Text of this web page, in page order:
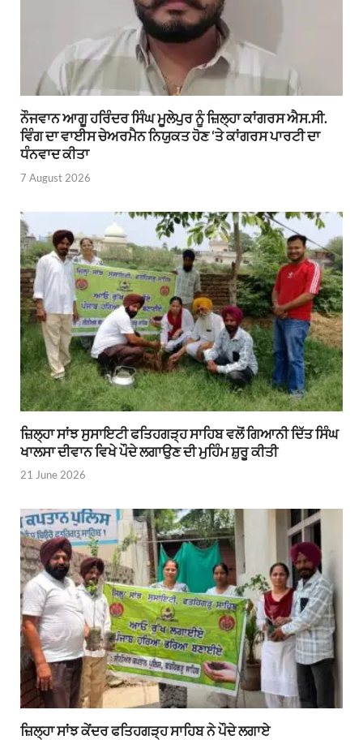
ਨੌਜਵਾਨ ਆਗੂ ਹਰਿੰਦਰ ਸਿੰਘ ਮੂਲੇਪੁਰ ਨੂੰ ਜ਼ਿਲ੍ਹਾ ਕਾਂਗਰਸ ਐਸ.ਸੀ.
ਵਿੰਗ ਦਾ ਵਾਈਸ ਚੇਅਰਮੈਨ ਨਿਯੁਕਤ ਹੋਣ ‘ਤੇ ਕਾਂਗਰਸ ਪਾਰਟੀ ਦਾ
ਧੰਨਵਾਦ ਕੀਤਾ
7 August 2026
ਜ਼ਿਲ੍ਹਾ ਸਾਂਝ ਸੁਸਾਇਟੀ ਫਤਿਹਗੜ੍ਹ ਸਾਹਿਬ ਵਲੋਂ ਗਿਆਨੀ ਦਿੱਤ ਸਿੰਘ
ਖਾਲਸਾ ਦੀਵਾਨ ਵਿਖੇ ਪੌਦੇ ਲਗਾਉਣ ਦੀ ਮੁਹਿੰਮ ਸ਼ੁਰੂ ਕੀਤੀ
21 June 2026
ਜ਼ਿਲ੍ਹਾ ਸਾਂਝ ਕੇਂਦਰ ਫਤਿਹਗੜ੍ਹ ਸਾਹਿਬ ਨੇ ਪੌਦੇ ਲਗਾਏ